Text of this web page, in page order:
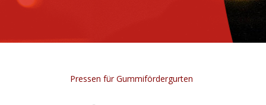
Pressen für Gummifördergurten